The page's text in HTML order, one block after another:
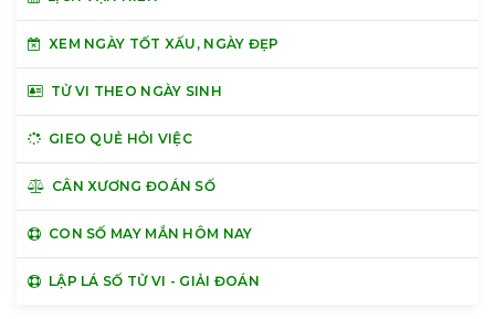
XEM NGÀY TỐT XẤU, NGÀY ĐẸP
TỬ VI THEO NGÀY SINH
GIEO QUẺ HỎI VIỆC
CÂN XƯƠNG ĐOÁN SỐ
CON SỐ MAY MẮN HÔM NAY
LẬP LÁ SỐ TỬ VI - GIẢI ĐOÁN